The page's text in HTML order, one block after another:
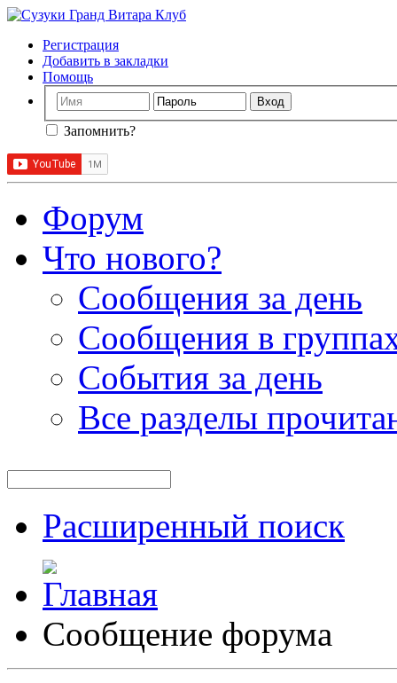
Регистрация
Добавить в закладки
Помощь
Запомнить?
Форум
Что нового?
Сообщения за день
Сообщения в
События за день
Все разделы
Расширенный поиск
Сообщение форума